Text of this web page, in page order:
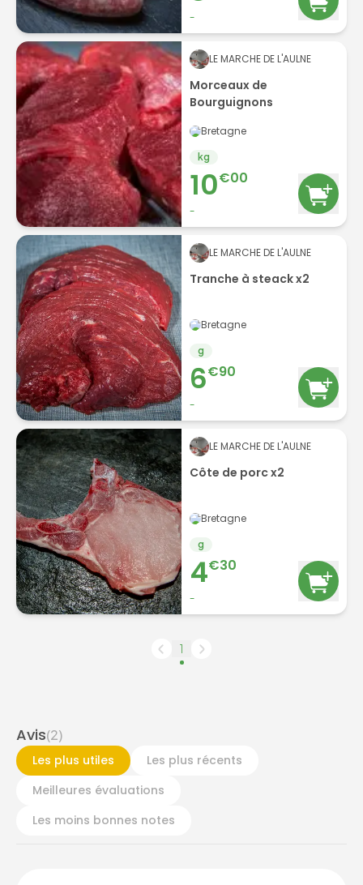
-
LE MARCHE DE L'AULNE
Morceaux de
Bourguignons
Bretagne
kg
10€00
-
LE MARCHE DE L'AULNE
Tranche à steack x2
Bretagne
g
6€90
-
LE MARCHE DE L'AULNE
Côte de porc x2
Bretagne
g
4€30
-
1
Avis(2)
Les plus utiles
Les plus récents
Meilleures évaluations
Les moins bonnes notes